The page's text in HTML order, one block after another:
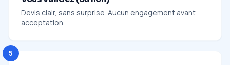
Devis clair, sans surprise. Aucun engagement avant
acceptation.
5